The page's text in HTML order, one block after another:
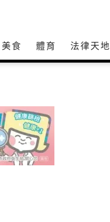
美食 體育 法律天地